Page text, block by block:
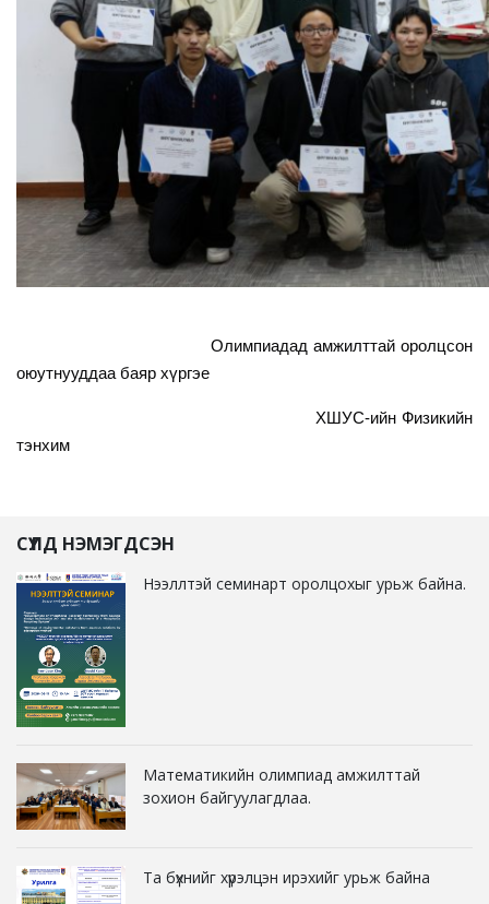
Олимпиадад амжилттай оролцсон
оюутнууддаа баяр хүргэе
ХШУС-ийн Физикийн
тэнхим
СҮҮЛД НЭМЭГДСЭН
Нээллтэй семинарт оролцохыг урьж байна.
Математикийн олимпиад амжилттай
зохион байгуулагдлаа.
Та бүхнийг хүрэлцэн ирэхийг урьж байна